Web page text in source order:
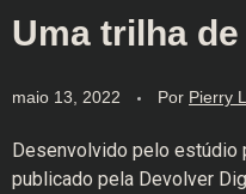
Uma trilha
maio 13, 2022 Por Pierry
Desenvolvido pelo estúdio
publicado pela Devolver